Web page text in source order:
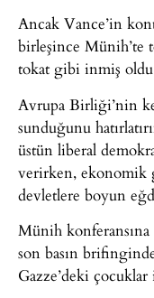
Ancak Vance’in
birleşince Münih’te
tokat gibi inmiş
Avrupa Birliği’nin
sunduğunu
üstün liberal
verirken, ekonomik
devletlere boyun
Münih
son basın
Gazze’deki